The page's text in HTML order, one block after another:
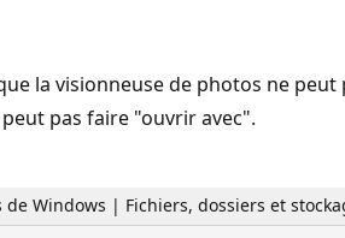
la visionneuse de photos ne
pas faire "ouvrir avec".
Windows | Fichiers, dossiers et